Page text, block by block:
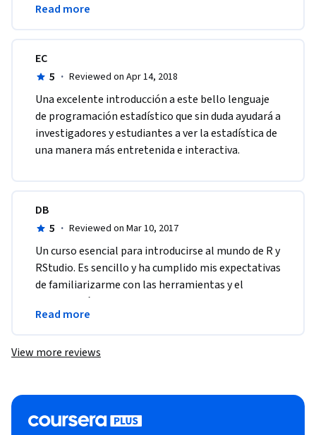
recomiendo.
Read more
EC
5 · Reviewed on Apr 14, 2018
Una excelente introducción a este bello lenguaje
de programación estadístico que sin duda ayudará a
investigadores y estudiantes a ver la estadística de
una manera más entretenida e interactiva.
DB
5 · Reviewed on Mar 10, 2017
Un curso esencial para introducirse al mundo de R y
RStudio. Es sencillo y ha cumplido mis expectativas
de familiarizarme con las herramientas y el
lenguaje básicos en este programa. Muy
recomendable.
Read more
View more reviews